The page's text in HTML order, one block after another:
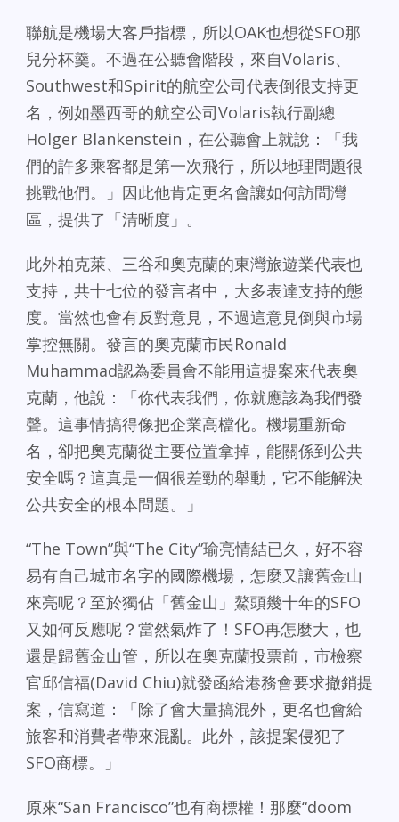
聯航是機場大客戶指標，所以OAK也想從SFO那
兒分杯羹。不過在公聽會階段，來自Volaris、
Southwest和Spirit的航空公司代表倒很支持更
名，例如墨西哥的航空公司Volaris執行副總
Holger Blankenstein，在公聽會上就說：「我
們的許多乘客都是第一次飛行，所以地理問題很
挑戰他們。」因此他肯定更名會讓如何訪問灣
區，提供了「清晰度」。
此外柏克萊、三谷和奧克蘭的東灣旅遊業代表也
支持，共十七位的發言者中，大多表達支持的態
度。當然也會有反對意見，不過這意見倒與市場
掌控無關。發言的奧克蘭市民Ronald
Muhammad認為委員會不能用這提案來代表奧
克蘭，他說：「你代表我們，你就應該為我們發
聲。這事情搞得像把企業高檔化。機場重新命
名，卻把奧克蘭從主要位置拿掉，能關係到公共
安全嗎？這真是一個很差勁的舉動，它不能解決
公共安全的根本問題。」
“The Town”與“The City”瑜亮情結已久，好不容
易有自己城市名字的國際機場，怎麼又讓舊金山
來亮呢？至於獨佔「舊金山」鰲頭幾十年的SFO
又如何反應呢？當然氣炸了！SFO再怎麼大，也
還是歸舊金山管，所以在奧克蘭投票前，市檢察
官邱信福(David Chiu)就發函給港務會要求撤銷提
案，信寫道：「除了會大量搞混外，更名也會給
旅客和消費者帶來混亂。此外，該提案侵犯了
SFO商標。」
原來“San Francisco”也有商標權！那麼“doom